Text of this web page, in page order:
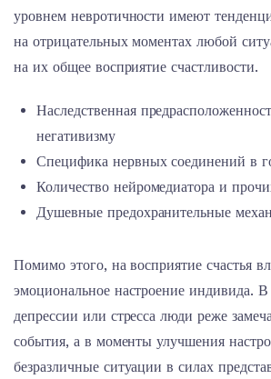
уровнем невротичности имеют
на отрицательных моментах любой
на их общее восприятие счастливости.
Наследственная
негативизму
Специфика нервных соединений в
Количество нейромедиатора и
Душевные предохранительные
Помимо этого, на восприятие счастья
эмоциональное настроение индивида.
депрессии или стресса люди реже
события, а в моменты улучшения
безразличные ситуации в силах